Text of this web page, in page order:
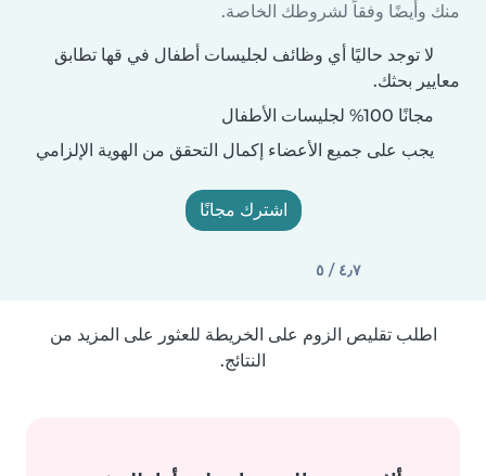
منك وأيضًا وفقاً لشروطك الخاصة.
لا توجد حاليًا أي وظائف لجليسات أطفال في قها تطابق
معايير بحثك.
مجانًا 100% لجليسات الأطفال
يجب على جميع الأعضاء إكمال التحقق من الهوية الإلزامي
اشترك مجانًا
٤٫٧ / ٥
اطلب تقليص الزوم على الخريطة للعثور على المزيد من
النتائج.